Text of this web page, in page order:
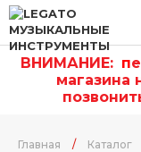
ВНИМАНИЕ: п
магазина
Главная / Каталог